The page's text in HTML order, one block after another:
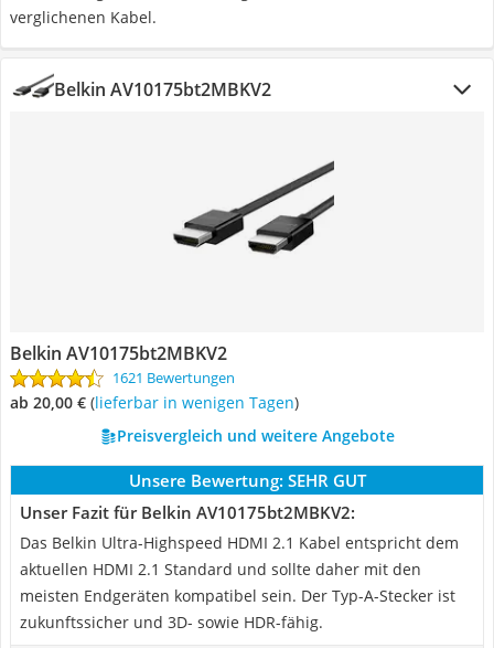
verglichenen Kabel.
Belkin AV10175bt2MBKV2
Belkin AV10175bt2MBKV2
1621 Bewertungen
ab 20,00 € ( Lieferbar in wenigen Tagen)
Preisvergleich und weitere Angebote
Unsere Bewertung: SEHR GUT
Unser Fazit für Belkin AV10175bt2MBKV2:
Das Belkin Ultra-Highspeed HDMI 2.1 Kabel entspricht dem
aktuellen HDMI 2.1 Standard und sollte daher mit den
meisten Endgeräten kompatibel sein. Der Typ-A-Stecker ist
zukunftssicher und 3D- sowie HDR-fähig.